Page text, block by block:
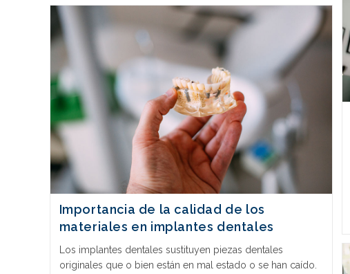
Importancia de la calidad de los
materiales en implantes dentales
Los implantes dentales sustituyen piezas dentales
originales que o bien están en mal estado o se han caído.